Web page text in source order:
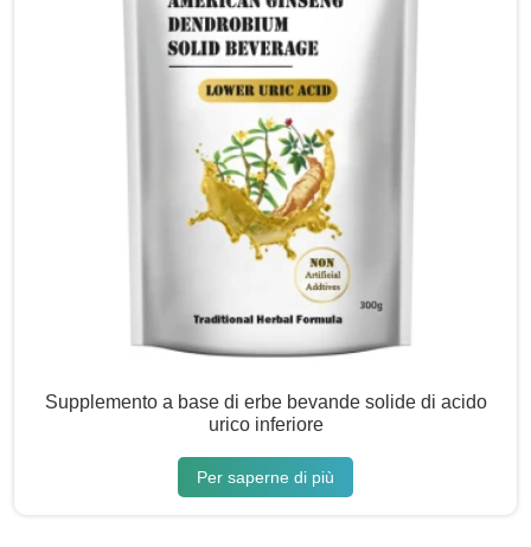
Supplemento a base di erbe bevande solide di acido
urico inferiore
Per saperne di più